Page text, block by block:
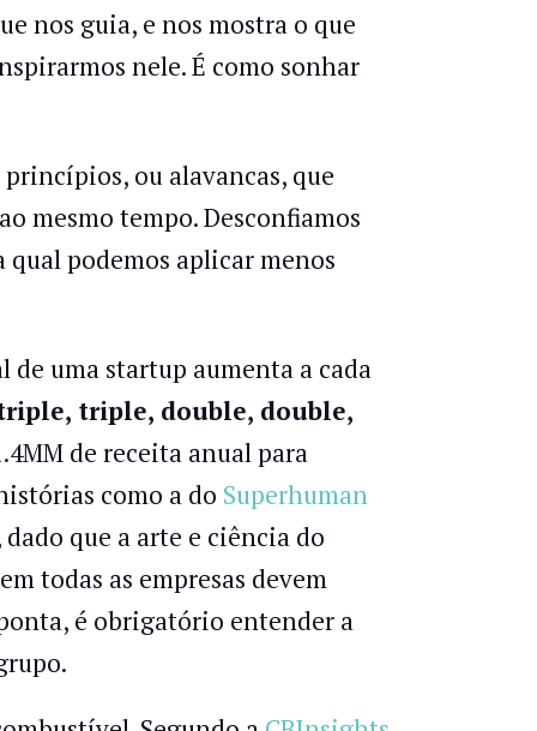
nos guia, e nos mostra o que
nele. É como sonhar
ou alavancas, que
ao mesmo tempo. Desconfiamos
podemos aplicar menos
uma startup aumenta a cada
triple, double, double,
de receita anual para
como a do Superhuman
que a arte e ciência do
todas as empresas devem
é obrigatório entender a